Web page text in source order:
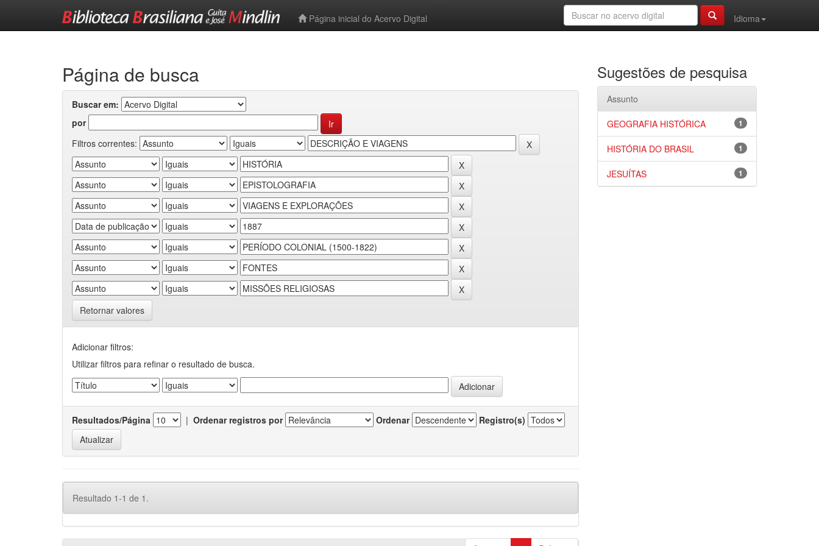
Página inicial do Acervo Digital
Idioma
Página de busca
Buscar em:
por
Filtros correntes:
Retornar valores
Adicionar filtros:
Utilizar filtros para refinar o resultado de busca.
Resultados/Página | Ordenar registros por Ordenar Registro(s)
Resultado 1-1 de 1.
Sugestões de pesquisa
Assunto
1
GEOGRAFIA HISTÓRICA
1
HISTÓRIA DO BRASIL
1
JESUÍTAS